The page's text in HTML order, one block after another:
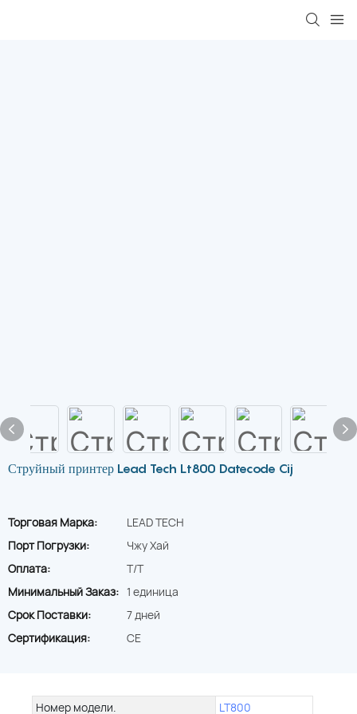
Струйный принтер Lead Tech Lt800 Datecode Cij
Торговая Марка:
LEAD TECH
Порт Погрузки:
Чжу Хай
Оплата:
T/T
Минимальный Заказ: 1 единица
Срок Поставки:
7 дней
Сертификация:
CE
Номер модели.
LT800